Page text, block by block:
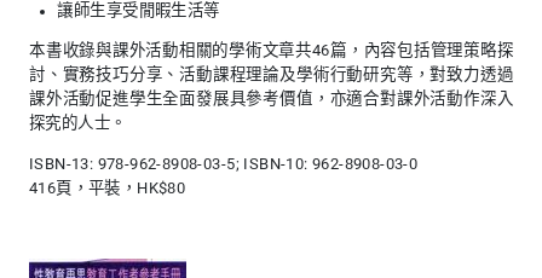
讓師生享受閒暇生活等
本書收錄與課外活動相關的學術文章共46篇，內容包括管理策略探
討、實務技巧分享、活動課程理論及學術行動研究等，對致力透過
課外活動促進學生全面發展具參考價值，亦適合對課外活動作深入
探究的人士。
ISBN-13: 978-962-8908-03-5; ISBN-10: 962-8908-03-0
416頁，平裝，HK$80